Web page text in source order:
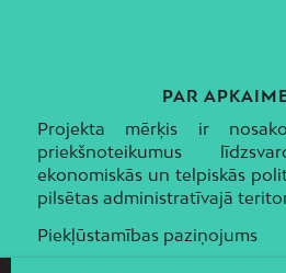
PAR
Projekta mērķis ir
priekšnoteikumus
ekonomiskās un telpiskās
pilsētas administratīvajā
Piekļūstamības paziņojums